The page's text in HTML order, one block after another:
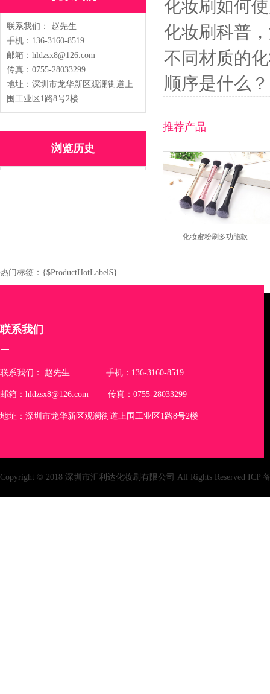
联系我们： 赵先生
手机：136-3160-8519
邮箱：hldzsx8@126.com
传真：0755-28033299
地址： 深圳市龙华新区观澜街道上
围工业区1路8号2楼
浏览历史
化妆刷如何
化妆刷科普
不同材质的
顺序是什么？
推荐产品
化妆蜜粉刷多功能款
热门标签：{$ProductHotLabel$}
联系我们
联系我们： 赵先生 手机：136-3160-8519
邮箱：hldzsx8@126.com 传真：0755-28033299
地址：深圳市龙华新区观澜街道上围工业区1路8号2楼
Copyright © 2018 深圳市汇利达化妆刷有限公司 All Rights Reserved ICP